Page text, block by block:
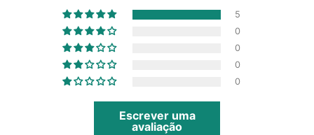
5
0
0
0
0
Escrever uma
avaliação